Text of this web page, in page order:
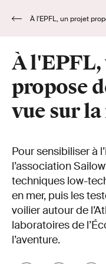
À
propose
vue sur
Pour sensibiliser à
l’association
techniques low-
en mer, puis les
voilier autour de
laboratoires de
l’aventure.